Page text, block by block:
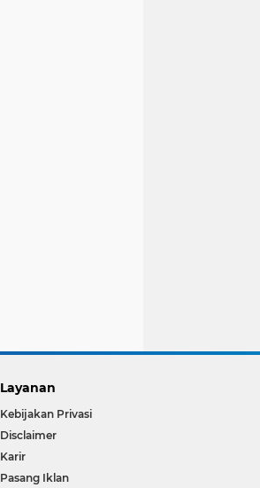
Layanan
Kebijakan Privasi
Disclaimer
Karir
Pasang Iklan